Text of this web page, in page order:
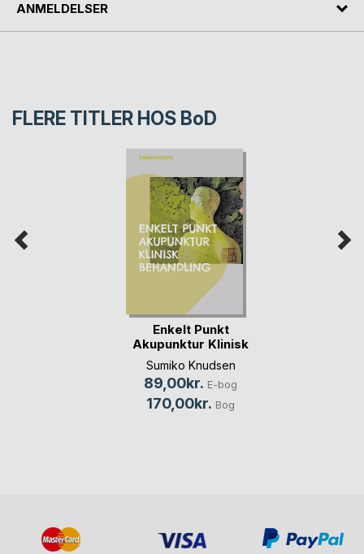
ANMELDELSER
FLERE TITLER HOS BoD
Enkelt Punkt
Akupunktur Klinisk
Be(...)
Sumiko Knudsen
89,00kr. E-bog
170,00kr. Bog